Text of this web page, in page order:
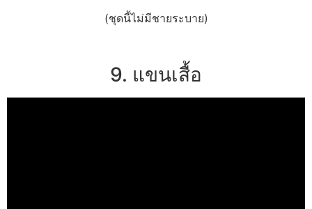
(ชุดนี้ไม่มีชายระบาย)
9. แขนเสื้อ